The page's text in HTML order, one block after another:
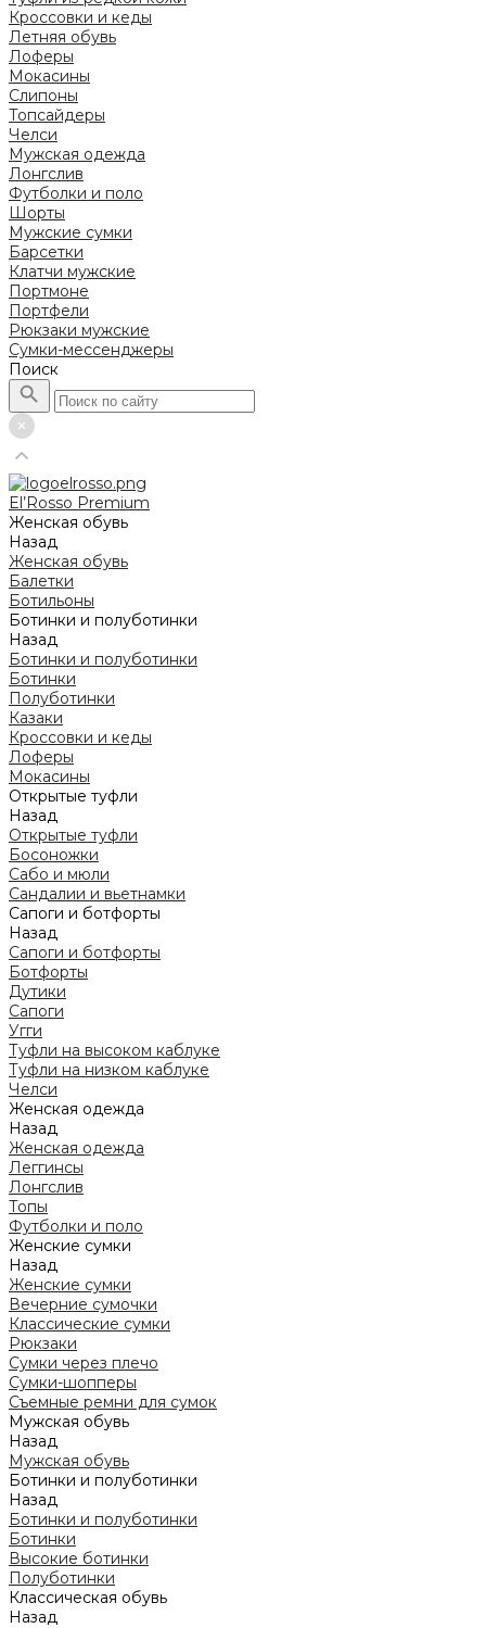
Кроссовки и кеды
Летняя обувь
Лоферы
Мокасины
Слипоны
Топсайдеры
Челси
Мужская одежда
Лонгслив
Футболки и поло
Шорты
Мужские сумки
Барсетки
Клатчи мужские
Портмоне
Портфели
Рюкзаки мужские
Сумки-мессенджеры
Поиск
El’Rosso Premium
Женская обувь
Назад
Женская обувь
Балетки
Ботильоны
Ботинки и полуботинки
Назад
Ботинки и полуботинки
Ботинки
Полуботинки
Казаки
Кроссовки и кеды
Лоферы
Мокасины
Открытые туфли
Назад
Открытые туфли
Босоножки
Сабо и мюли
Сандалии и вьетнамки
Сапоги и ботфорты
Назад
Сапоги и ботфорты
Ботфорты
Дутики
Сапоги
Угги
Туфли на высоком каблуке
Туфли на низком каблуке
Челси
Женская одежда
Назад
Женская одежда
Леггинсы
Лонгслив
Топы
Футболки и поло
Женские сумки
Назад
Женские сумки
Вечерние сумочки
Классические сумки
Рюкзаки
Сумки через плечо
Сумки-шопперы
Съемные ремни для сумок
Мужская обувь
Назад
Мужская обувь
Ботинки и полуботинки
Назад
Ботинки и полуботинки
Ботинки
Высокие ботинки
Полуботинки
Классическая обувь
Назад